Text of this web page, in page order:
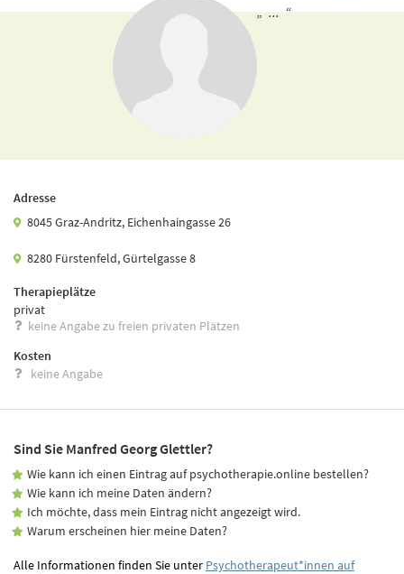
„ ... “
Adresse
8045 Graz-Andritz, Eichenhaingasse 26
8280 Fürstenfeld, Gürtelgasse 8
Therapieplätze
privat
keine Angabe zu freien privaten Plätzen
Kosten
keine Angabe
Sind Sie Manfred Georg Glettler?
Wie kann ich einen Eintrag auf psychotherapie.online bestellen?
Wie kann ich meine Daten ändern?
Ich möchte, dass mein Eintrag nicht angezeigt wird.
Warum erscheinen hier meine Daten?
Alle Informationen finden Sie unter Psychotherapeut*innen auf